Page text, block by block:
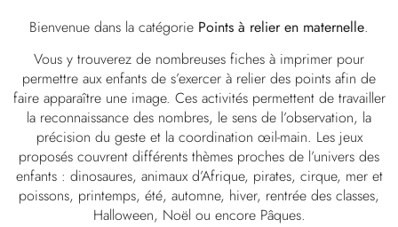
Bienvenue dans la catégorie Points à relier en maternelle.
Vous y trouverez de nombreuses fiches à imprimer pour
permettre aux enfants de s’exercer à relier des points afin de
faire apparaître une image. Ces activités permettent de travailler
la reconnaissance des nombres, le sens de l’observation, la
précision du geste et la coordination œil-main. Les jeux
proposés couvrent différents thèmes proches de l’univers des
enfants : dinosaures, animaux d’Afrique, pirates, cirque, mer et
poissons, printemps, été, automne, hiver, rentrée des classes,
Halloween, Noël ou encore Pâques.